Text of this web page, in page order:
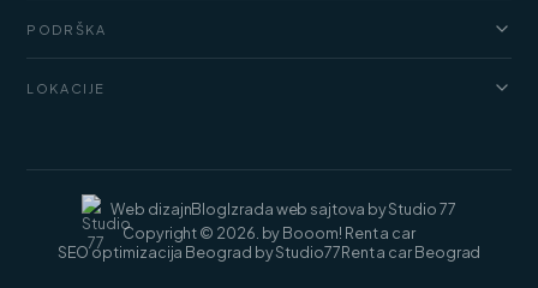
Kombi
Luksuzni automobili
Blog
PODRŠKA
LOKACIJE
Web dizajnBlogIzrada web sajtova by Studio 77
Copyright © 2026. by Booom! Rent a car
SEO optimizacija Beograd by Studio77Rent a car Beograd